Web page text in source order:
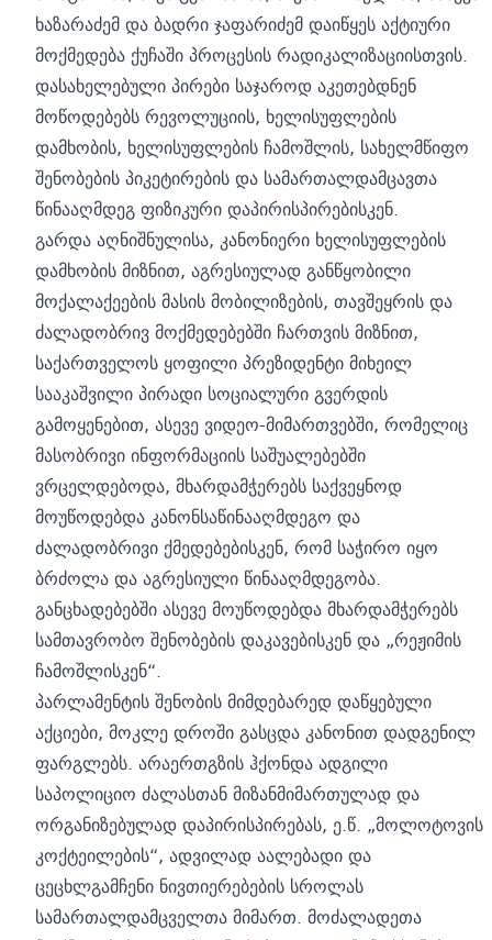
ხაზარაძემ და ბადრი ჯაფარიძემ დაიწყეს აქტიური
მოქმედება ქუჩაში პროცესის რადიკალიზაციისთვის.
დასახელებული პირები საჯაროდ აკეთებდნენ
მოწოდებებს რევოლუციის, ხელისუფლების
დამხობის, ხელისუფლების ჩამოშლის, სახელმწიფო
შენობების პიკეტირების და სამართალდამცავთა
წინააღმდეგ ფიზიკური დაპირისპირებისკენ.
გარდა აღნიშნულისა, კანონიერი ხელისუფლების
დამხობის მიზნით, აგრესიულად განწყობილი
მოქალაქეების მასის მობილიზების, თავშეყრის და
ძალადობრივ მოქმედებებში ჩართვის მიზნით,
საქართველოს ყოფილი პრეზიდენტი მიხეილ
სააკაშვილი პირადი სოციალური გვერდის
გამოყენებით, ასევე ვიდეო-მიმართვებში, რომელიც
მასობრივი ინფორმაციის საშუალებებში
ვრცელდებოდა, მხარდამჭერებს საქვეყნოდ
მოუწოდებდა კანონსაწინააღმდეგო და
ძალადობრივი ქმედებებისკენ, რომ საჭირო იყო
ბრძოლა და აგრესიული წინააღმდეგობა.
განცხადებებში ასევე მოუწოდებდა მხარდამჭერებს
სამთავრობო შენობების დაკავებისკენ და „რეჟიმის
ჩამოშლისკენ“.
პარლამენტის შენობის მიმდებარედ დაწყებული
აქციები, მოკლე დროში გასცდა კანონით დადგენილ
ფარგლებს. არაერთგზის ჰქონდა ადგილი
საპოლიციო ძალასთან მიზანმიმართულად და
ორგანიზებულად დაპირისპირებას, ე.წ. „მოლოტოვის
კოქტეილების“, ადვილად აალებადი და
ცეცხლგამჩენი ნივთიერებების სროლას
სამართალდამცველთა მიმართ. მოძალადეთა